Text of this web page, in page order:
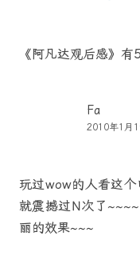
航
《阿凡达观后感》有
Fa
2010年1月
玩过wow的人看这
就震撼过N次了
丽的效果~~~